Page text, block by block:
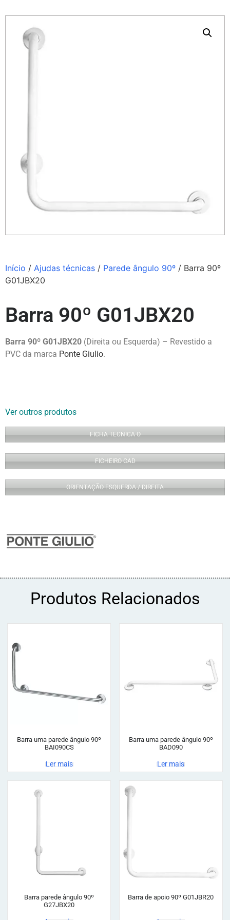
Início / Ajudas técnicas / Parede ângulo 90º / Barra 90º
G01JBX20
Barra 90º G01JBX20
Barra 90º G01JBX20 (Direita ou Esquerda) – Revestido a
PVC da marca Ponte Giulio.
Ver outros produtos
FICHA TECNICA O
FICHEIRO CAD
ORIENTAÇÃO ESQUERDA / DIREITA
Produtos Relacionados
Barra uma parede ângulo 90º
BAI090CS
Ler mais
Barra uma parede ângulo 90º
BAD090
Ler mais
Barra parede ângulo 90º
G27JBX20
Barra de apoio 90º G01JBR20